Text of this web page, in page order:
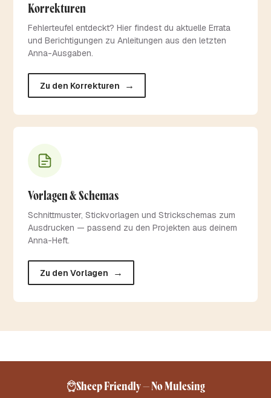
Korrekturen
Fehlerteufel entdeckt? Hier findest du aktuelle Errata
und Berichtigungen zu Anleitungen aus den letzten
Anna-Ausgaben.
Zu den Korrekturen →
Vorlagen & Schemas
Schnittmuster, Stickvorlagen und Strickschemas zum
Ausdrucken — passend zu den Projekten aus deinem
Anna-Heft.
Zu den Vorlagen →
Kostenlose Lieferung ab 24,95 €